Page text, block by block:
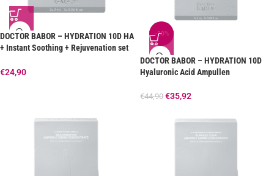
DOCTOR BABOR – HYDRATION 10D HA
+ Instant Soothing + Rejuvenation set
€24,90
-20%
DOCTOR BABOR – HYDRATION 10D
Hyaluronic Acid Ampullen
€44,90 €35,92